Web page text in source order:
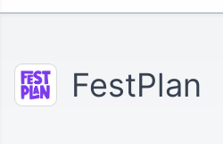
FestPlan